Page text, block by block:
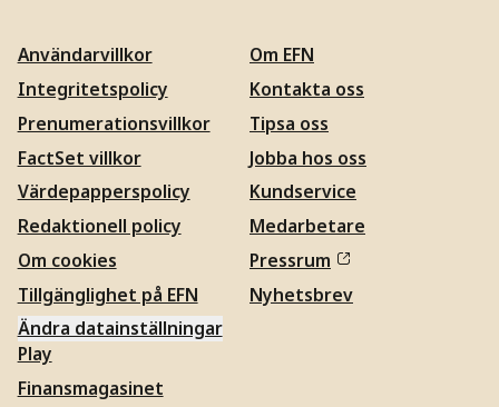
Användarvillkor
Integritetspolicy
Prenumerationsvillkor
FactSet villkor
Värdepapperspolicy
Redaktionell policy
Om cookies
Tillgänglighet på EFN
Ändra datainställningar
Om EFN
Kontakta oss
Tipsa oss
Jobba hos oss
Kundservice
Medarbetare
Pressrum
Nyhetsbrev
Play
Finansmagasinet